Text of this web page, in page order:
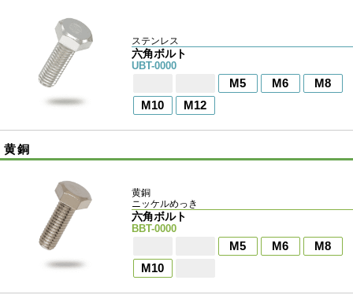
ステンレス
六角ボルト
UBT-0000
M5 M6
M8
M10
M12
黄銅
黄銅
ニッケルめっき
六角ボルト
BBT-0000
M5 M6
M8
M10